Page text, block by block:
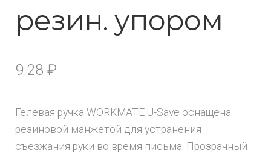
резин. упором
9.28 ₽
Гелевая ручка WORKMATE U-Save оснащена
резиновой манжетой для устранения
съезжания руки во время письма. Прозрачный